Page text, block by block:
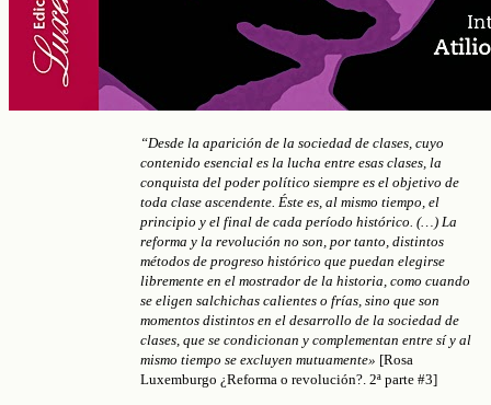
“Desde la aparición de la sociedad de clases, cuyo
contenido esencial es la lucha entre esas clases, la
conquista del poder político siempre es el objetivo de
toda clase ascendente. Éste es, al mismo tiempo, el
principio y el final de cada período histórico. (…) La
reforma y la revolución no son, por tanto, distintos
métodos de progreso histórico que puedan elegirse
libremente en el mostrador de la historia, como cuando
se eligen salchichas calientes o frías, sino que son
momentos distintos en el desarrollo de la sociedad de
clases, que se condicionan y complementan entre sí y al
mismo tiempo se excluyen mutuamente» [Rosa
Luxemburgo ¿Reforma o revolución?. 2ª parte #3]